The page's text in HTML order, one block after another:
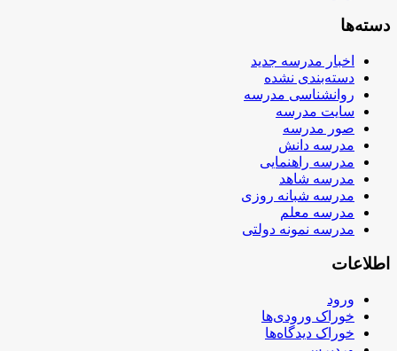
دسته‌ها
اخبار مدرسه جدید
دسته‌بندی نشده
روانشناسی مدرسه
سایت مدرسه
صور مدرسه
مدرسه دانش
مدرسه راهنمایی
مدرسه شاهد
مدرسه شبانه روزی
مدرسه معلم
مدرسه نمونه دولتی
اطلاعات
ورود
خوراک ورودی‌ها
خوراک دیدگاه‌ها